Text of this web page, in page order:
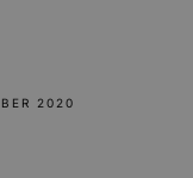
2020